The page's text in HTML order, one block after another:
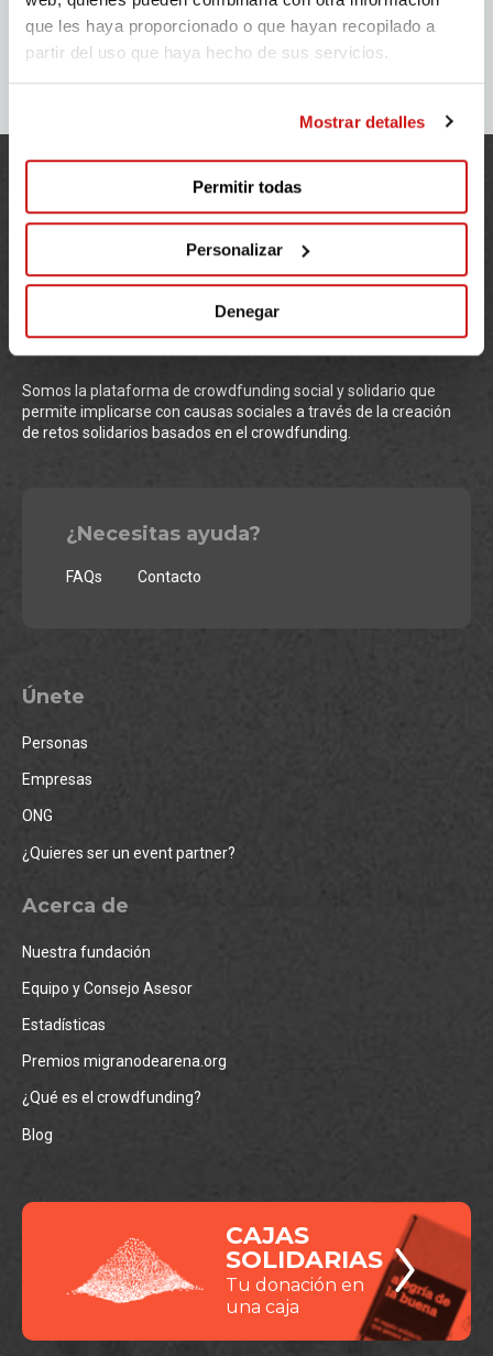
que les haya proporcionado o que hayan recopilado a
partir del uso que haya hecho de sus servicios.
Mostrar detalles
Permitir todas
Personalizar
Denegar
Somos la plataforma de crowdfunding social y solidario que
permite implicarse con causas sociales a través de la creación
de retos solidarios basados en el crowdfunding.
¿Necesitas ayuda?
FAQs Contacto
Únete
Personas
Empresas
ONG
¿Quieres ser un event partner?
Acerca de
Nuestra fundación
Equipo y Consejo Asesor
Estadísticas
Premios migranodearena.org
¿Qué es el crowdfunding?
Blog
CAJAS
SOLIDARIAS
Tu donación en
una caja